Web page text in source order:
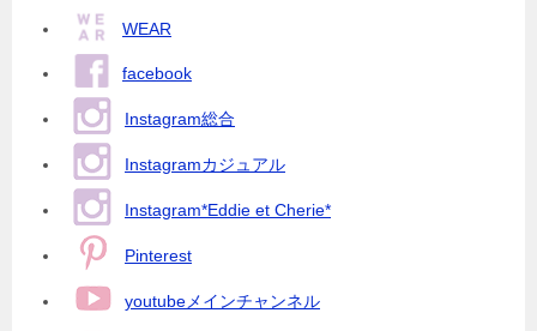
WEAR
facebook
Instagram総合
Instagramカジュアル
Instagram*Eddie et Cherie*
Pinterest
youtubeメインチャンネル